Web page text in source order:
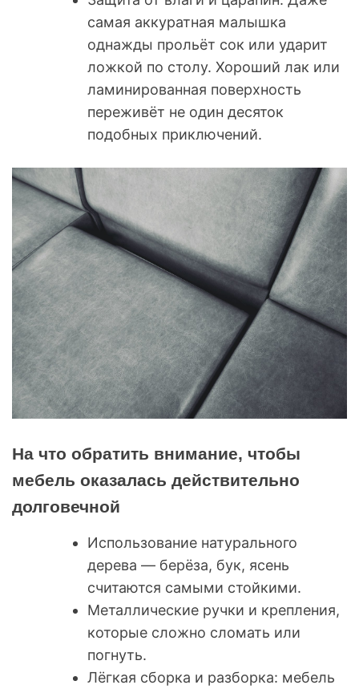
самая аккуратная малышка
однажды прольёт сок или ударит
ложкой по столу. Хороший лак или
ламинированная поверхность
переживёт не один десяток
подобных приключений.
На что обратить внимание, чтобы
мебель оказалась действительно
долговечной
Использование натурального
дерева — берёза, бук, ясень
считаются самыми стойкими.
Металлические ручки и крепления,
которые сложно сломать или
погнуть.
Лёгкая сборка и разборка: мебель